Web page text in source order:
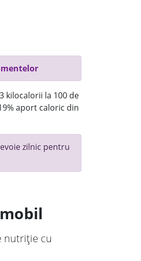
kilocalorii la 100 de
aport caloric din
zilnic pentru
nutriție cu